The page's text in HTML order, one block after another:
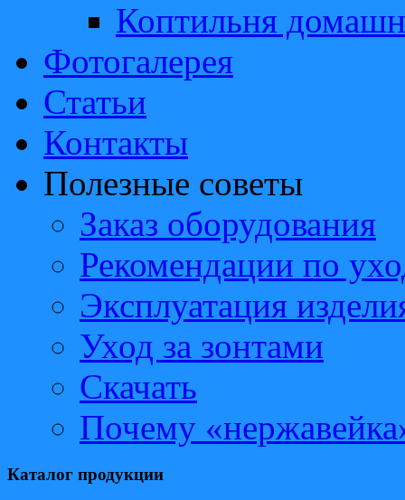
Коптильня
Фотогалерея
Статьи
Контакты
Полезные советы
Заказ оборудования
Рекомендации по
Эксплуатация
Уход за зонтами
Скачать
Почему
Каталог продукции